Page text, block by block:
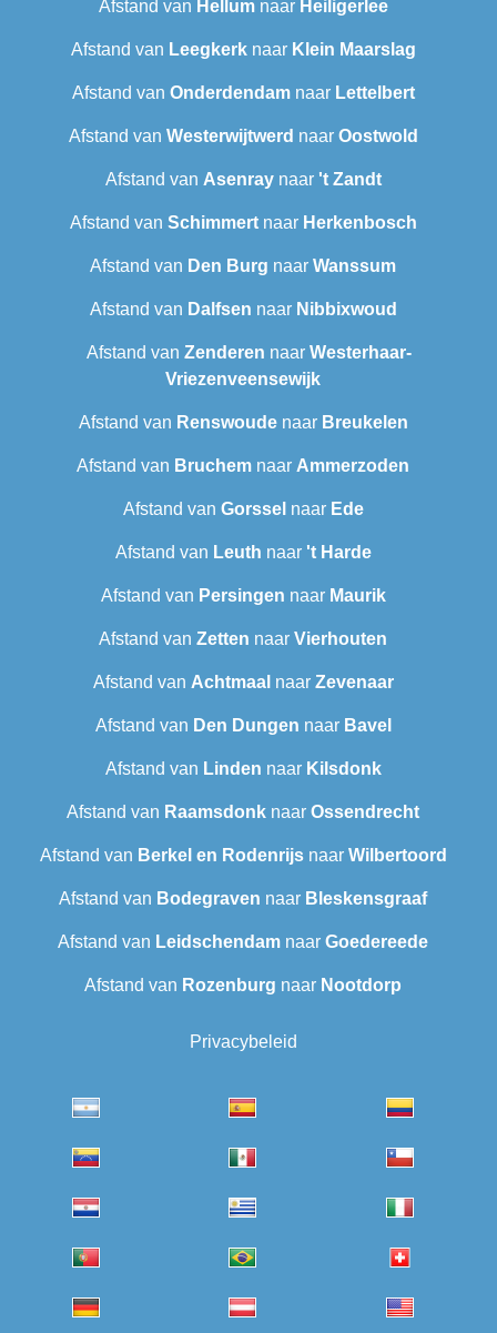
Afstand van Hellumnaar Heiligerlee
Afstand van Leegkerknaar Klein Maarslag
Afstand van Onderdendamnaar Lettelbert
Afstand van Westerwijtwerd naar Oostwold
Afstand van Asenraynaar 't Zandt
Afstand van Schimmertnaar Herkenbosch
Afstand van Den Burg naar Wanssum
Afstand van Dalfsen naar Nibbixwoud
Afstand van Zenderen naar Westerhaar-
Vriezenveensewijk
Afstand van Renswoudenaar Breukelen
Afstand van Bruchem naar Ammerzoden
Afstand van Gorssel naar Ede
Afstand van Leuth naar 't Harde
Afstand van Persingen naar Maurik
Afstand van Zetten naar Vierhouten
Afstand van Achtmaal naar Zevenaar
Afstand van Den Dungen naar Bavel
Afstand van Linden naar Kilsdonk
Afstand van Raamsdonk naar Ossendrecht
Afstand van Berkel en Rodenrijsnaar Wilbertoord
Afstand van Bodegraven naar Bleskensgraaf
Afstand van Leidschendam naar Goedereede
Afstand van Rozenburg naar Nootdorp
Privacybeleid